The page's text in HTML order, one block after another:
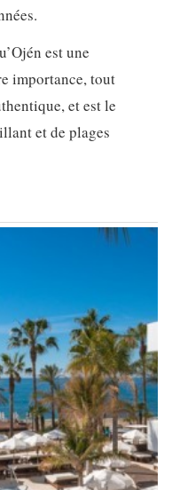
est une
importance, tout
et est le
et de plages